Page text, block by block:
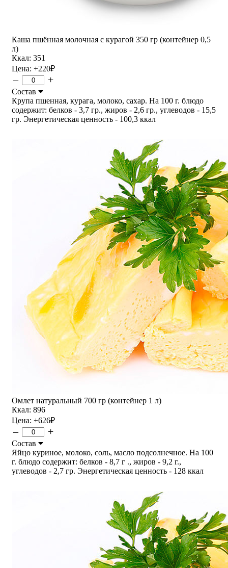
Каша пшённая молочная с курагой 350 гр (контейнер 0,5
л)
Ккал: 351
Цена: +220₽
– +
Состав
Крупа пшенная, курага, молоко, сахар. На 100 г. блюдо
содержит: белков - 3,7 гр., жиров - 2,6 гр., углеводов - 15,5
гр. Энергетическая ценность - 100,3 ккал
Омлет натуральный 700 гр (контейнер 1 л)
Ккал: 896
Цена: +626₽
– +
Состав
Яйцо куриное, молоко, соль, масло подсолнечное. На 100
г. блюдо содержит: белков - 8,7 г ., жиров - 9,2 г.,
углеводов - 2,7 гр. Энергетическая ценность - 128 ккал